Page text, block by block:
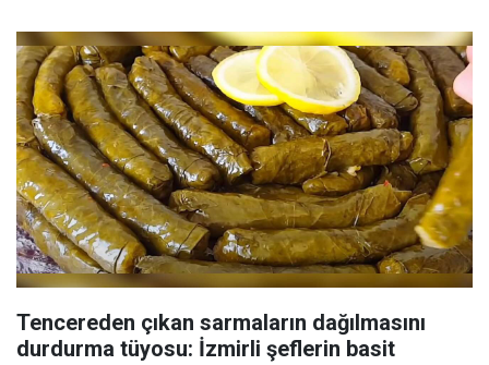
Tencereden çıkan sarmaların dağılmasını
durdurma tüyosu: İzmirli şeflerin basit